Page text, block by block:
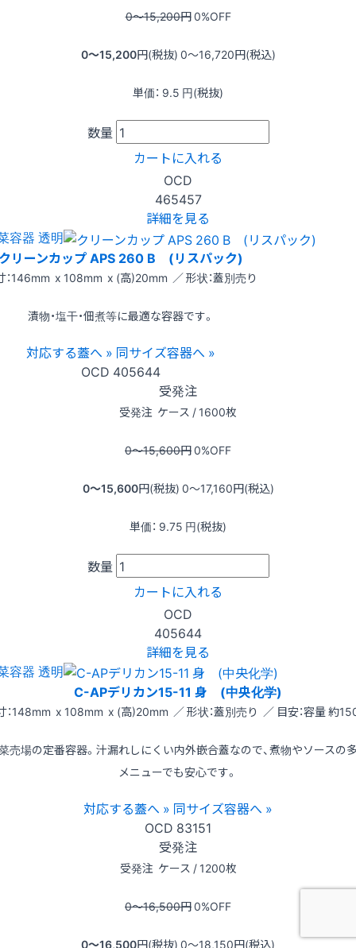
0〜15,200円0%OFF
0〜15,200円(税抜) 0〜16,720円(税込)
単価： 9.5 円(税抜)
数量
カートに入れる
OCD
465457
詳細を見る
容器 透明
リーンカップ APS 260 B (リスパック)
：146mm x 108mm x (高)20mm ／ 形状：蓋別売り
漬物・塩干・佃煮等に最適な容器です。
対応する蓋へ » 同サイズ容器へ »
OCD 405644
受発注
受発注 ケース / 1600枚
0〜15,600円0%OFF
0〜15,600円(税抜) 0〜17,160円(税込)
単価： 9.75 円(税抜)
数量
カートに入れる
OCD
405644
詳細を見る
容器 透明
C-APデリカン15-11 身 (中央化学)
：148mm x 108mm x (高)20mm ／ 形状：蓋別売り ／ 目安：容量 約
売場の定番容器。汁漏れしにくい内外嵌合蓋なので、煮物やソースの
メニューでも安心です。
対応する蓋へ » 同サイズ容器へ »
OCD 83151
受発注
受発注 ケース / 1200枚
0〜16,500円0%OFF
0〜16,500円(税抜) 0〜18,150円(税込)